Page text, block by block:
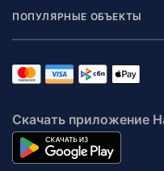
ПОПУЛЯРНЫЕ ОБЪЕКТЫ
Скачать приложение